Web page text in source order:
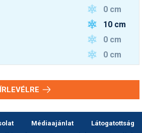
0 cm
10 cm
0 cm
0 cm
Médiaajánlat
Látogatottság